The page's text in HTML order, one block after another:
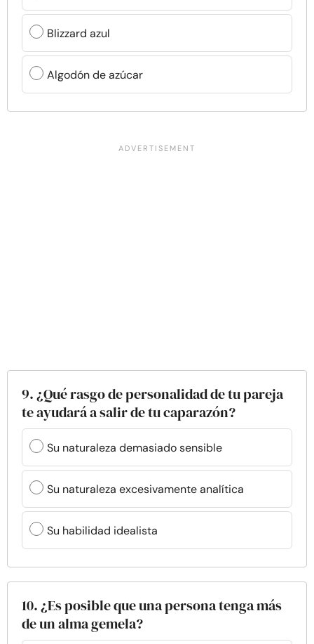
Blizzard azul
Algodón de azúcar
9. ¿Qué rasgo de personalidad de tu pareja
te ayudará a salir de tu caparazón?
Su naturaleza demasiado sensible
Su naturaleza excesivamente analítica
Su habilidad idealista
10. ¿Es posible que una persona tenga más
de un alma gemela?